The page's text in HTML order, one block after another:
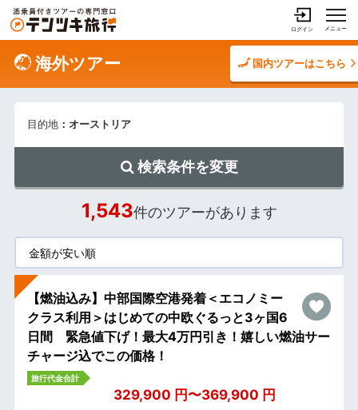
ログイン メニュー
海外ツアー 国内ツアーはこちら
目的地 ：オーストリア
検索条件を変更
1,543件のツアーがあります
【燃油込み】中部国際空港発着＜エコノミー
クラス利用＞はじめての中欧ぐるっと3ヶ国6
日間 緊急値下げ！最大4万円引き！嬉しい燃油サー
チャージ込でこの価格！
旅行代金合計
329,900 円〜369,900 円